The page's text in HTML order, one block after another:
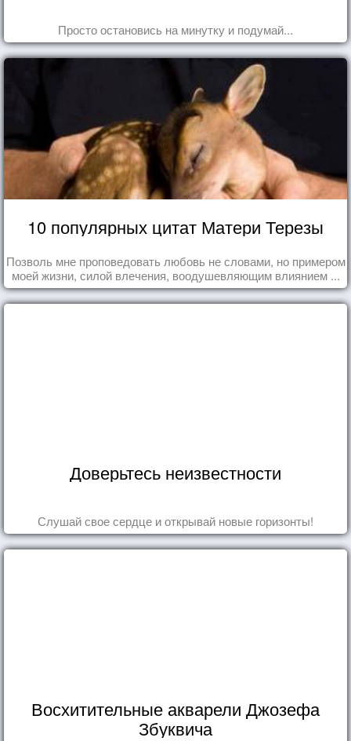
Просто остановись на минутку и подумай...
10 популярных цитат Матери Терезы
Позволь мне проповедовать любовь не словами, но примером
моей жизни, силой влечения, воодушевляющим влиянием ...
Доверьтесь неизвестности
Слушай свое сердце и открывай новые горизонты!
Восхитительные акварели Джозефа
Збуквича